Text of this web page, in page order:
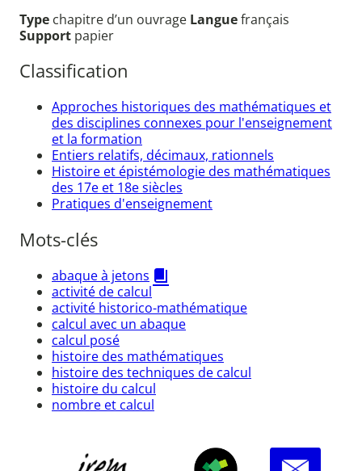
Type chapitre d’un ouvrage Languefrançais
Support papier
Classification
Approches historiques des mathématiques et
des disciplines connexes pour l'enseignement
et la formation
Entiers relatifs, décimaux, rationnels
Histoire et épistémologie des mathématiques
des 17e et 18e siècles
Pratiques d'enseignement
Mots-clés
abaque à jetons
activité de calcul
activité historico-mathématique
calcul avec un abaque
calcul posé
histoire des mathématiques
histoire des techniques de calcul
histoire du calcul
nombre et calcul